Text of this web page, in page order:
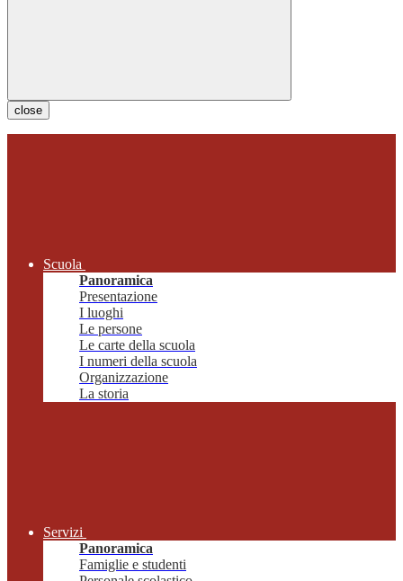
close
Scuola
Panoramica
Presentazione
I luoghi
Le persone
Le carte della scuola
I numeri della scuola
Organizzazione
La storia
Servizi
Panoramica
Famiglie e studenti